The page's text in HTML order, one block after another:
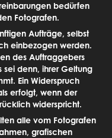
bedürfen
Fotografen.
Aufträge, selbst
einbezogen werden.
des Auftraggebers
sei denn, ihrer Geltung
Ein Widerspruch
erfolgt, wenn der
widerspricht.
alle vom Fotografen
grafischen